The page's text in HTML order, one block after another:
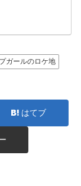
ガールのロケ地
はてブ